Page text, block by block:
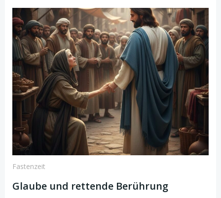
Fastenzeit
Glaube und rettende Berührung